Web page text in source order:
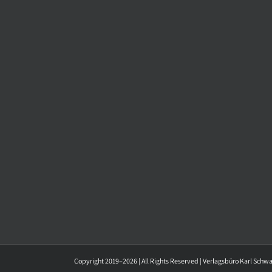
Copyright 2019–2026 | All Rights Reserved | Verlagsbüro Karl